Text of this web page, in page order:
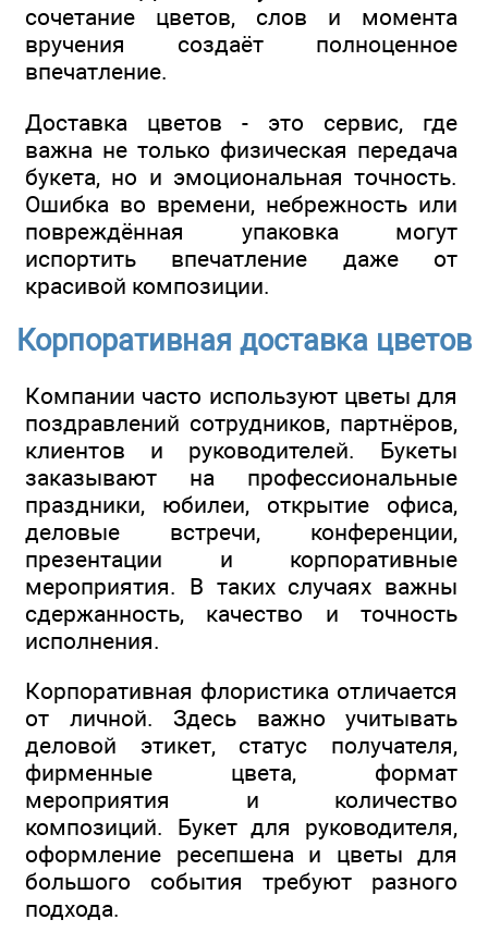
сочетание цветов, слов и момента
вручения создаёт полноценное
впечатление.
Доставка цветов - это сервис, где
важна не только физическая передача
букета, но и эмоциональная точность.
Ошибка во времени, небрежность или
повреждённая упаковка могут
испортить впечатление даже от
красивой композиции.
Корпоративная доставка цветов
Компании часто используют цветы для
поздравлений сотрудников, партнёров,
клиентов и руководителей. Букеты
заказывают на профессиональные
праздники, юбилеи, открытие офиса,
деловые встречи, конференции,
презентации и корпоративные
мероприятия. В таких случаях важны
сдержанность, качество и точность
исполнения.
Корпоративная флористика отличается
от личной. Здесь важно учитывать
деловой этикет, статус получателя,
фирменные цвета, формат
мероприятия и количество
композиций. Букет для руководителя,
оформление ресепшена и цветы для
большого события требуют разного
подхода.